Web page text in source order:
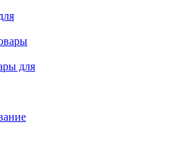
для